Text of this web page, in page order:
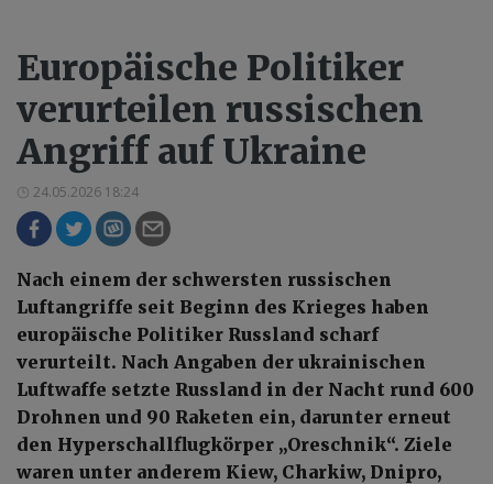
Europäische Politiker
verurteilen russischen
Angriff auf Ukraine
24.05.2026 18:24
Nach einem der schwersten russischen
Luftangriffe seit Beginn des Krieges haben
europäische Politiker Russland scharf
verurteilt. Nach Angaben der ukrainischen
Luftwaffe setzte Russland in der Nacht rund 600
Drohnen und 90 Raketen ein, darunter erneut
den Hyperschallflugkörper „Oreschnik“. Ziele
waren unter anderem Kiew, Charkiw, Dnipro,